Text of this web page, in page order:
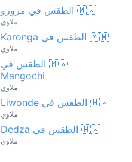
🇲🇼 الطقس في مزوزو
ملاوي
🇲🇼 الطقس في Karonga
ملاوي
🇲🇼 الطقس في
Mangochi
ملاوي
🇲🇼 الطقس في Liwonde
ملاوي
🇲🇼 الطقس في Dedza
ملاوي